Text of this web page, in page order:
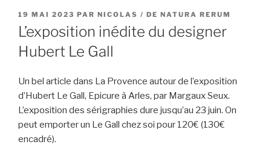
PUBLIÉ
LE
19 MAI 2023 PAR NICOLAS / DE NATURA RERUM
L’exposition inédite du designer
Hubert Le Gall
Un bel article dans La Provence autour de l’exposition
d’Hubert Le Gall, Epicure à Arles, par Margaux Seux.
L’exposition des sérigraphies dure jusqu’au 23 juin. On
peut emporter un Le Gall chez soi pour 120€ (130€
encadré).